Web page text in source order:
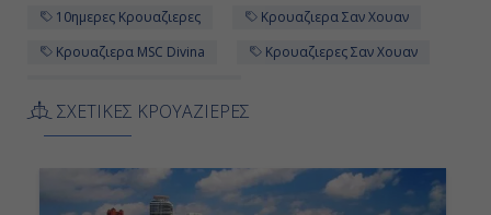
10ημερες Κρουαζιερες
Κρουαζιερα Σαν Χουαν
Κρουαζιερα MSC Divina
Κρουαζιερες Σαν Χουαν
Κρουαζιερες Αντιγκουα και Μπαρμπουντα
Κρουαζιερα Σαιντ Τζονς Αντιγκουα
ΣΧΕΤΙΚΕΣ ΚΡΟΥΑΖΙΕΡΕΣ